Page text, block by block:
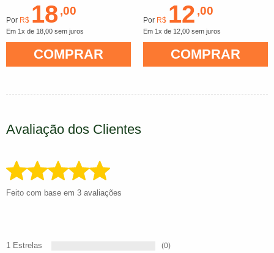
Por R$ 18 ,00
Em 1x de 18,00 sem juros
COMPRAR
Por R$ 12 ,00
Em 1x de 12,00 sem juros
COMPRAR
Avaliação dos Clientes
Feito com base em 3 avaliações
1 Estrelas (0)